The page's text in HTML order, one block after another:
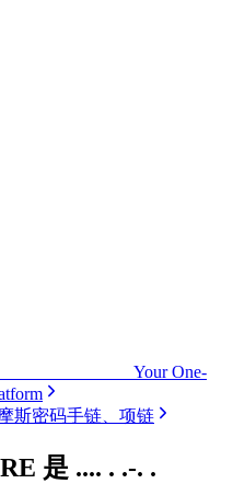
Your One-
斯密码手链、项链
是 .... . .-. .